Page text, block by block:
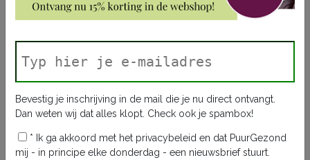
Bevestig je inschrijving in de mail die je nu direct ontvangt.
Dan weten wij dat alles klopt. Check ook je spambox!
* Ik ga akkoord met het privacybeleid en dat PuurGezond
mij - in principe elke donderdag - een nieuwsbrief stuurt.